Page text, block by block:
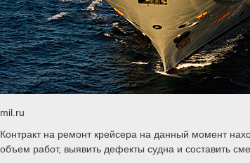
mil.ru
Контракт на ремонт крейсера на данный момент
объем работ, выявить дефекты судна и составить